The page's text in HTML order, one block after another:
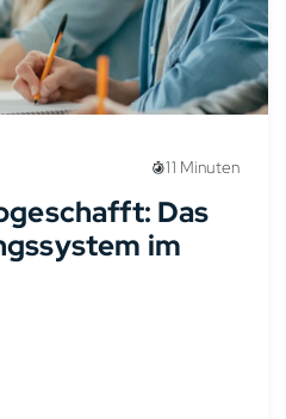
11 Minuten
Das
im